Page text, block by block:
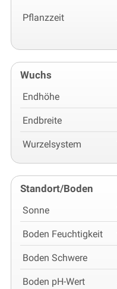
Pflanzzeit
Wuchs
Endhöhe
Endbreite
Wurzelsystem
Standort/Boden
Sonne
Boden Feuchtigkeit
Boden Schwere
Boden pH-Wert